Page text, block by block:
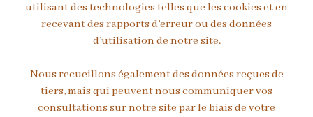
utilisant des technologies telles que les cookies et en
recevant des rapports d’erreur ou des données
d’utilisation de notre site.
Nous recueillons également des données reçues de
tiers, mais qui peuvent nous communiquer vos
consultations sur notre site par le biais de votre